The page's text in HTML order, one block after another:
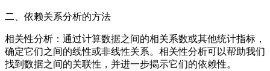
二、依赖关系分析的方法
相关性分析：通过计算数据之间的相关系数或其他统计指标，
确定它们之间的线性或非线性关系。相关性分析可以帮助我们
找到数据之间的关联性，并进一步揭示它们的依赖性。